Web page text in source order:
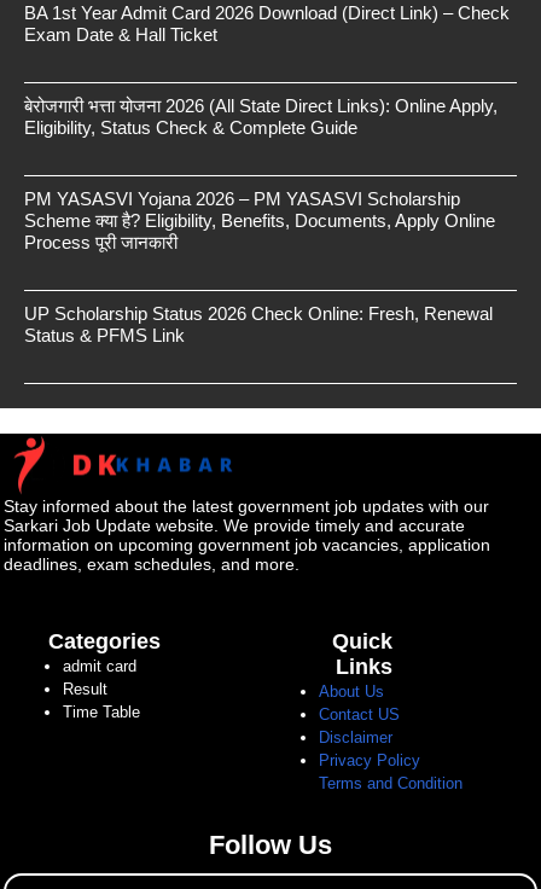
BA 1st Year Admit Card 2026 Download (Direct Link) – Check
Exam Date & Hall Ticket
बेरोजगारी भत्ता योजना 2026 (All State Direct Links): Online Apply,
Eligibility, Status Check & Complete Guide
PM YASASVI Yojana 2026 – PM YASASVI Scholarship
Scheme क्या है? Eligibility, Benefits, Documents, Apply Online
Process पूरी जानकारी
UP Scholarship Status 2026 Check Online: Fresh, Renewal
Status & PFMS Link
Stay informed about the latest government job updates with our
Sarkari Job Update website. We provide timely and accurate
information on upcoming government job vacancies, application
deadlines, exam schedules, and more.
Categories
admit card
Result
Time Table
Quick
Links
About Us
Contact US
Disclaimer
Privacy Policy
Terms and Condition
Follow Us